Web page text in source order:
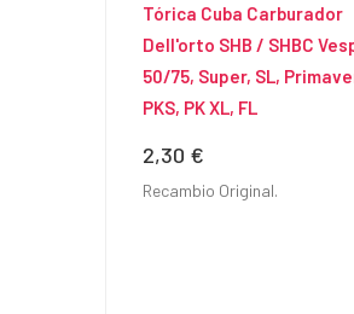
Tórica Cuba Carburador
Dell'orto SHB / SHBC
50/75, Super, SL,
PKS, PK XL, FL
Precio
2,30 €
Recambio Original.